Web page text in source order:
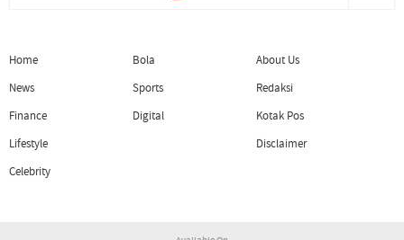
Home
News
Finance
Lifestyle
Celebrity
Bola
Sports
Digital
About Us
Redaksi
Kotak Pos
Disclaimer